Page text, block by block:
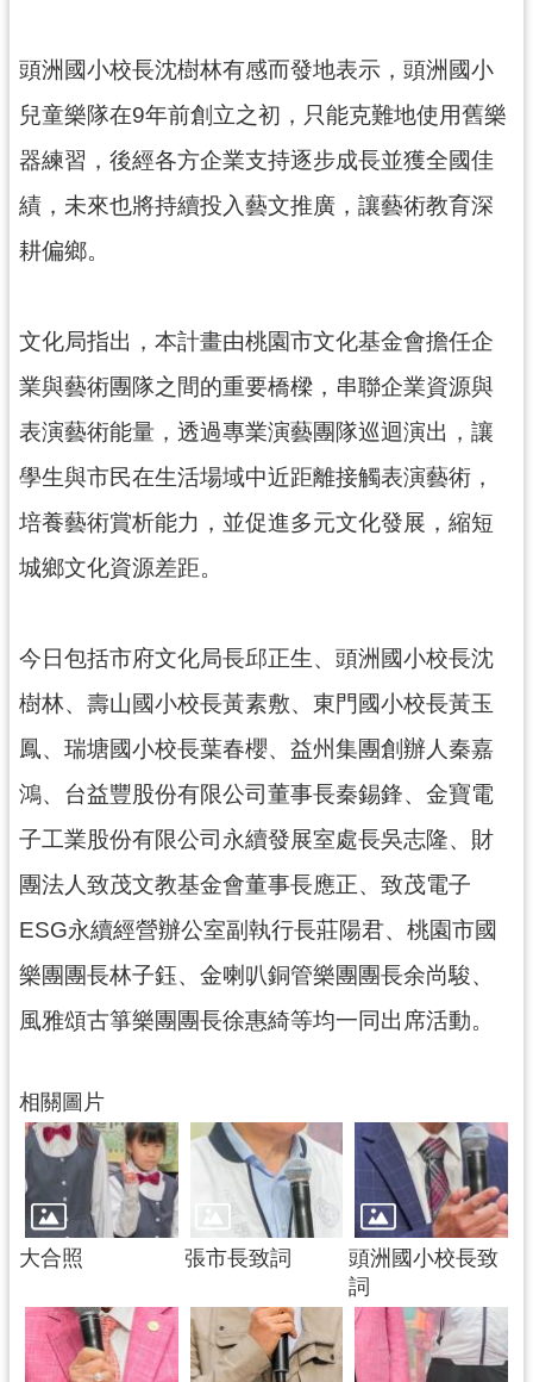
網
安
全
政
策
政
站
資
料
開
宣
告
頭洲國小校長沈樹林有感而發地表示，頭洲國小
兒童樂隊在9年前創立之初，只能克難地使用舊樂
器練習，後經各方企業支持逐步成長並獲全國佳
績，未來也將持續投入藝文推廣，讓藝術教育深
耕偏鄉。
文化局指出，本計畫由桃園市文化基金會擔任企
業與藝術團隊之間的重要橋樑，串聯企業資源與
表演藝術能量，透過專業演藝團隊巡迴演出，讓
學生與市民在生活場域中近距離接觸表演藝術，
培養藝術賞析能力，並促進多元文化發展，縮短
城鄉文化資源差距。
今日包括市府文化局長邱正生、頭洲國小校長沈
樹林、壽山國小校長黃素敷、東門國小校長黃玉
鳳、瑞塘國小校長葉春櫻、益州集團創辦人秦嘉
鴻、台益豐股份有限公司董事長秦錫鋒、金寶電
子工業股份有限公司永續發展室處長吳志隆、財
團法人致茂文教基金會董事長應正、致茂電子
ESG永續經營辦公室副執行長莊陽君、桃園市國
樂團團長林子鈺、金喇叭銅管樂團團長余尚駿、
風雅頌古箏樂團團長徐惠綺等均一同出席活動。
相關圖片
大合照 張市長致詞
頭洲國小校長致
詞